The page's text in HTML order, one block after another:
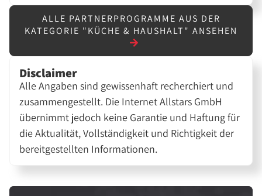
ALLE PARTNERPROGRAMME AUS DER
KATEGORIE "KÜCHE & HAUSHALT" ANSEHEN
Disclaimer
Alle Angaben sind gewissenhaft recherchiert und
zusammengestellt. Die Internet Allstars GmbH
übernimmt jedoch keine Garantie und Haftung für
die Aktualität, Vollständigkeit und Richtigkeit der
bereitgestellten Informationen.